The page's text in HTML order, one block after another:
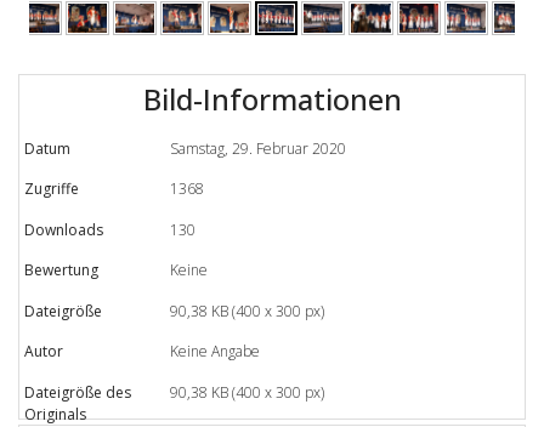
Bild-Informationen
Datum
Samstag, 29. Februar 2020
Zugriffe
1368
Downloads
130
Bewertung
Keine
Dateigröße
90,38 KB (400 x 300 px)
Autor
Keine Angabe
Dateigröße des
Originals
90,38 KB (400 x 300 px)